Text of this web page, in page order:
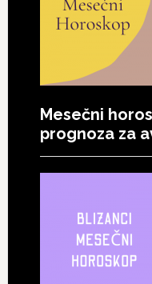
Mesečni
prognoza za